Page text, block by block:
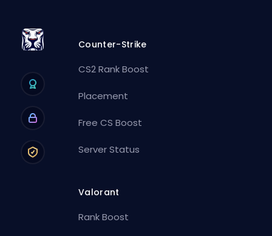
Counter-Strike
CS2 Rank Boost
Placement
Free CS Boost
Server Status
Valorant
Rank Boost